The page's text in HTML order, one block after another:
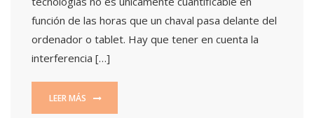
función de las horas que un chaval pasa delante del
ordenador o tablet. Hay que tener en cuenta la
interferencia […]
LEER MÁS